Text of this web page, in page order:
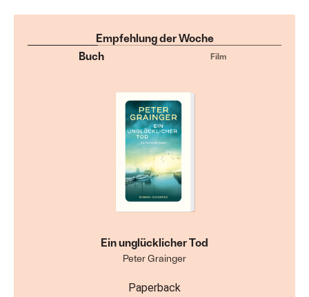
Empfehlung der Woche
Buch
Film
Ein unglücklicher Tod
Peter Grainger
Paperback